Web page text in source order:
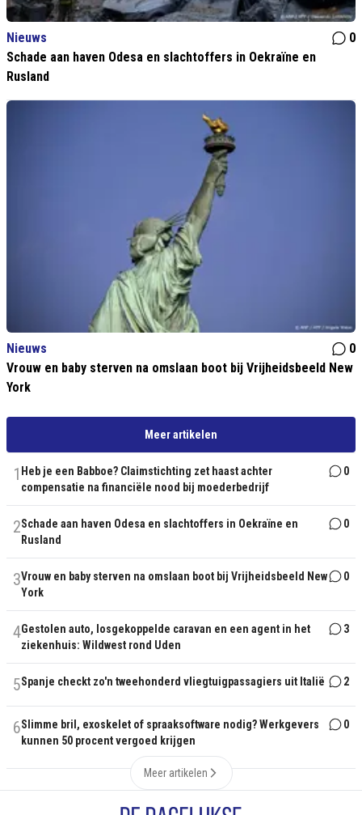
Nieuws
0
Schade aan haven Odesa en slachtoffers in Oekraïne en
Rusland
Nieuws
0
Vrouw en baby sterven na omslaan boot bij Vrijheidsbeeld New
York
Meer artikelen
1 Heb je een Babboe? Claimstichting zet haast achter
compensatie na financiële nood bij moederbedrijf
0
2Schade aan haven Odesa en slachtoffers in Oekraïne en
Rusland
0
3Vrouw en baby sterven na omslaan boot bij Vrijheidsbeeld New
York
0
4Gestolen auto, losgekoppelde caravan en een agent in het
ziekenhuis: Wildwest rond Uden
3
5Spanje checkt zo'n tweehonderd vliegtuigpassagiers uit Italië 2
6Slimme bril, exoskelet of spraaksoftware nodig? Werkgevers
kunnen 50 procent vergoed krijgen
0
Meer artikelen